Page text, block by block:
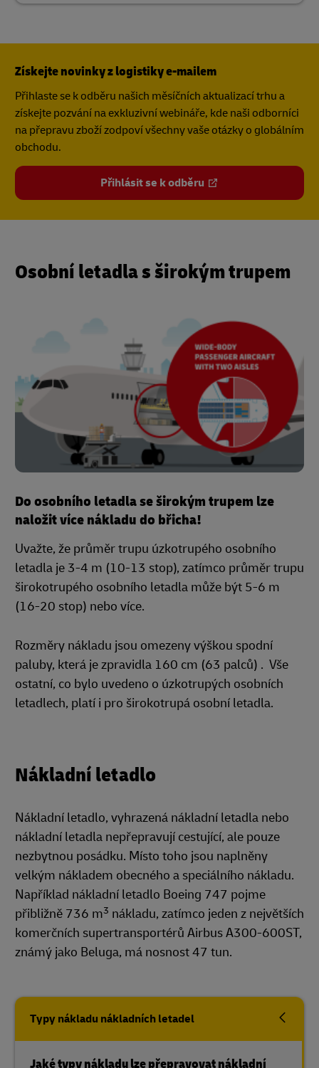
Získejte novinky z logistiky e-mailem
Přihlaste se k odběru našich měsíčních aktualizací trhu a
získejte pozvání na exkluzivní webináře, kde naši odborníci
na přepravu zboží zodpoví všechny vaše otázky o globálním
obchodu.
Přihlásit se k odběru
Osobní letadla s širokým trupem
Do osobního letadla se širokým trupem lze
naložit více nákladu do břicha!
Uvažte, že průměr trupu úzkotrupého osobního
letadla je 3-4 m (10-13 stop), zatímco průměr trupu
širokotrupého osobního letadla může být 5-6 m
(16-20 stop) nebo více.
Rozměry nákladu jsou omezeny výškou spodní
paluby, která je zpravidla 160 cm (63 palců) . Vše
ostatní, co bylo uvedeno o úzkotrupých osobních
letadlech, platí i pro širokotrupá osobní letadla.
Nákladní letadlo
Nákladní letadlo, vyhrazená nákladní letadla nebo
nákladní letadla nepřepravují cestující, ale pouze
nezbytnou posádku. Místo toho jsou naplněny
velkým nákladem obecného a speciálního nákladu.
Například nákladní letadlo Boeing 747 pojme
přibližně 736 m3 nákladu, zatímco jeden z největších
komerčních supertransportérů Airbus A300-600ST,
známý jako Beluga, má nosnost 47 tun.
Typy nákladu nákladních letadel
Jaké typy nákladu lze přepravovat nákladní